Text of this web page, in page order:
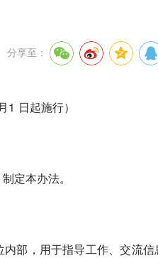
分享至：
日起施行）
定本办法。
部，用于指导工作、交流信